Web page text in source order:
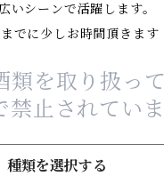
いシーンで活躍します。
でに少しお時間頂きます
類を取り扱っ
止されていま
種類を選択する